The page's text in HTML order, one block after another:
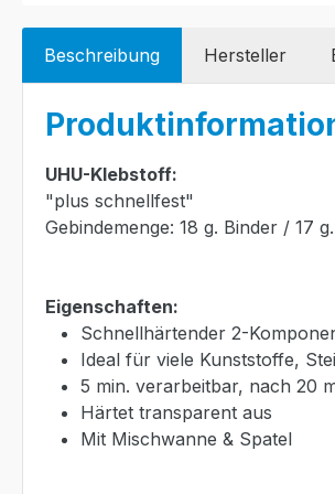
Beschreibung Hersteller
UHU-Klebstoff:
"plus schnellfest"
Gebindemenge: 18 g. Binder / 17
Eigenschaften:
Schnellhärtender 2-
Ideal für viele Kunststoffe,
5 min. verarbeitbar, nach 20
Härtet transparent aus
Mit Mischwanne & Spatel